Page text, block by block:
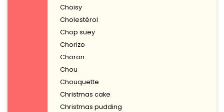
Choisy
Cholestérol
Chop suey
Chorizo
Choron
Chou
Chouquette
Christmas cake
Christmas pudding